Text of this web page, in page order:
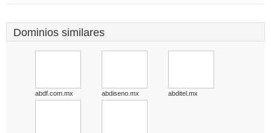
Dominios similares
abdf.com.mx abdiseno.mx abditel.mx